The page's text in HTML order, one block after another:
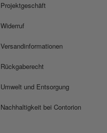
Projektgeschäft
Widerruf
Versandinformationen
Rückgaberecht
Umwelt und Entsorgung
Nachhaltigkeit bei Contorion